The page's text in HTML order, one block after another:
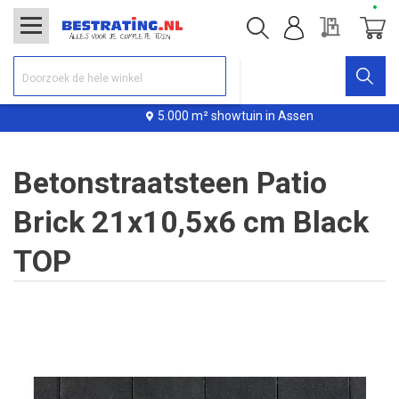
5.000 m² showtuin in Assen
Offerte
Betonstraatsteen Patio
Brick 21x10,5x6 cm Black
TOP
afbeeldingen-